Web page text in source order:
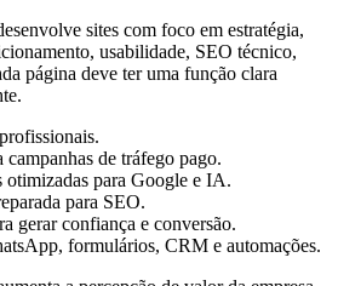
sites com foco em estratégia,
usabilidade, SEO técnico,
página deve ter uma função clara
de tráfego pago.
otimizadas para Google e IA.
para SEO.
gerar confiança e conversão.
formulários, CRM e automações.